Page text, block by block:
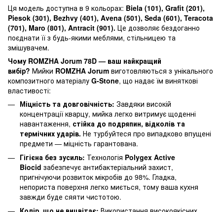
Ця модель доступна в 9 кольорах: Biela (101), Grafit (201),
Piesok (301), Bezhvy (401), Avena (501), Seda (601), Teracota
(701), Maro (801), Antracit (901). Це дозволяє бездоганно
поєднати її з будь-якими меблями, стільницею та
змішувачем.
Чому ROMZHA Jorum 78D — ваш найкращий
вибір? Мийки ROMZHA Jorum виготовляються з унікального
композитного матеріалу G-Stone, що надає їм виняткові
властивості:
Міцність та довговічність: Завдяки високій
концентрації кварцу, мийка легко витримує щоденні
навантаження, стійка до подряпин, відколів та
термічних ударів. Не турбуйтеся про випадково впущені
предмети — міцність гарантована.
Гігієна без зусиль: Технологія Polygex Active
Biocid забезпечує антибактеріальний захист,
пригнічуючи розвиток мікробів до 98%. Гладка,
непориста поверхня легко миється, тому ваша кухня
завжди буде сяяти чистотою.